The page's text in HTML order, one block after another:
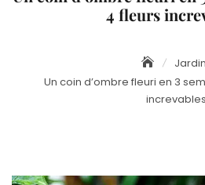
4 fleurs
Jardin
Un coin d’ombre fleuri en 3
increvables